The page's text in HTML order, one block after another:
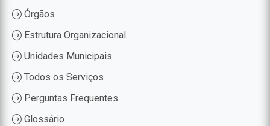
Órgãos
Estrutura Organizacional
Unidades Municipais
Todos os Serviços
Perguntas Frequentes
Glossário